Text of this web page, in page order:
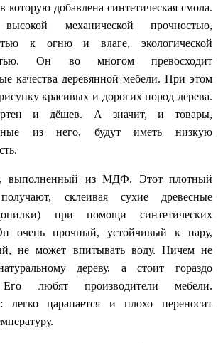
которую добавлена синтетическая смола.
механической прочностью,
к огню и влаге, экологической
Он во многом превосходит
качества деревянной мебели. При этом
красивых и дорогих пород дерева.
и дёшев. А значит, и товары,
из него, будут иметь низкую
, выполненный из МДФ. Этот плотный
склеивая сухие древесные
при помощи синтетических
очень прочный, устойчивый к пару,
не может впитывать воду. Ничем не
дереву, а стоит гораздо
любят производители мебели.
легко царапается и плохо переносит